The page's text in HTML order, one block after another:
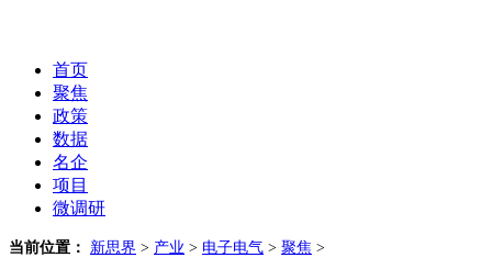
首页
聚焦
政策
数据
名企
项目
微调研
当前位置： 新思界 > 产业 > 电子电气 > 聚焦 >